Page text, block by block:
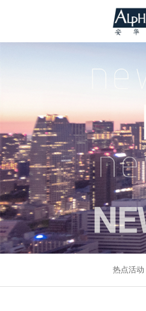
热点活动